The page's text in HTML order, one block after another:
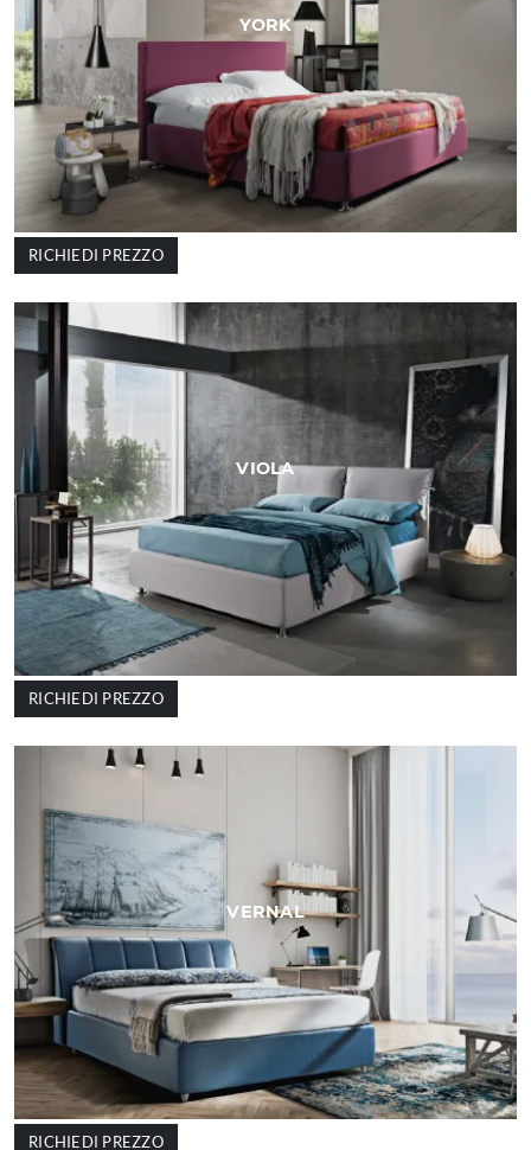
YORK
RICHIEDI PREZZO
VIOLA
RICHIEDI PREZZO
VERNAL
RICHIEDI PREZZO